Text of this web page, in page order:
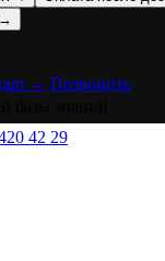
→
→ Позвонить
42 29